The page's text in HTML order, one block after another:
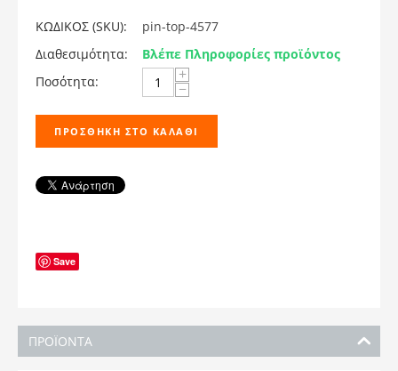
ΚΩΔΙΚΟΣ (SKU):
pin-top-4577
Διαθεσιμότητα:
Βλέπε Πληροφορίες προϊόντος
Ποσότητα:
+
−
ΠΡΟΣΘΉΚΗ ΣΤΟ ΚΑΛΆΘΙ
Save
ΠΡΟΪΟΝΤΑ